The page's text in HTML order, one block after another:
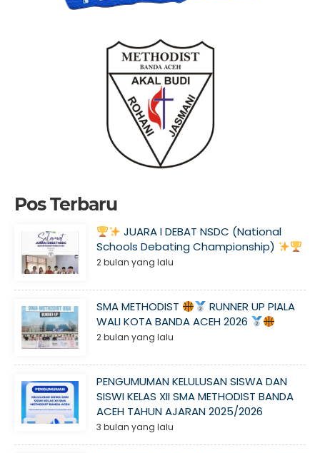
Pos Terbaru
JUARA I DEBAT NSDC (National
Schools Debating Championship)
2 bulan yang lalu
SMA METHODIST
RUNNER UP PIALA
WALI KOTA BANDA ACEH 2026
2 bulan yang lalu
PENGUMUMAN KELULUSAN SISWA DAN
SISWI KELAS XII SMA METHODIST BANDA
ACEH TAHUN AJARAN 2025/2026
3 bulan yang lalu